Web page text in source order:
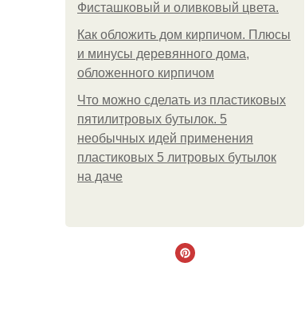
Фисташковый и оливковый цвета.
Как обложить дом кирпичом. Плюсы
и минусы деревянного дома,
обложенного кирпичом
Что можно сделать из пластиковых
пятилитровых бутылок. 5
необычных идей применения
пластиковых 5 литровых бутылок
на даче